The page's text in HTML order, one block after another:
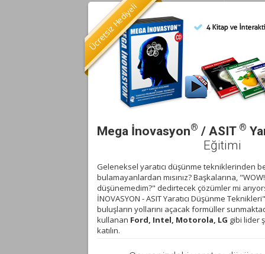
Ücretsiz
Hediyeli
Mega İnovasyon® / ASIT ®
Eğitimi
Geleneksel yaratıcı düşünme tekniklerinden
bulamayanlardan mısınız? Başkalarına,
düşünemedim?" dedirtecek çözümler mi
İNOVASYON - ASIT Yaratıcı Düşünme
buluşların yollarını açacak formüller
kullanan Ford, Intel, Motorola, LG gibi lider
katılın.